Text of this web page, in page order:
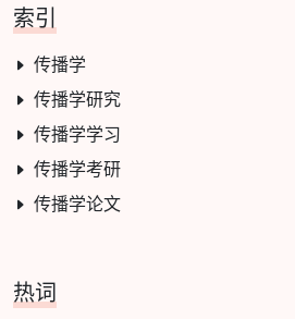
索引
传播学
传播学研究
传播学学习
传播学考研
传播学论文
热词